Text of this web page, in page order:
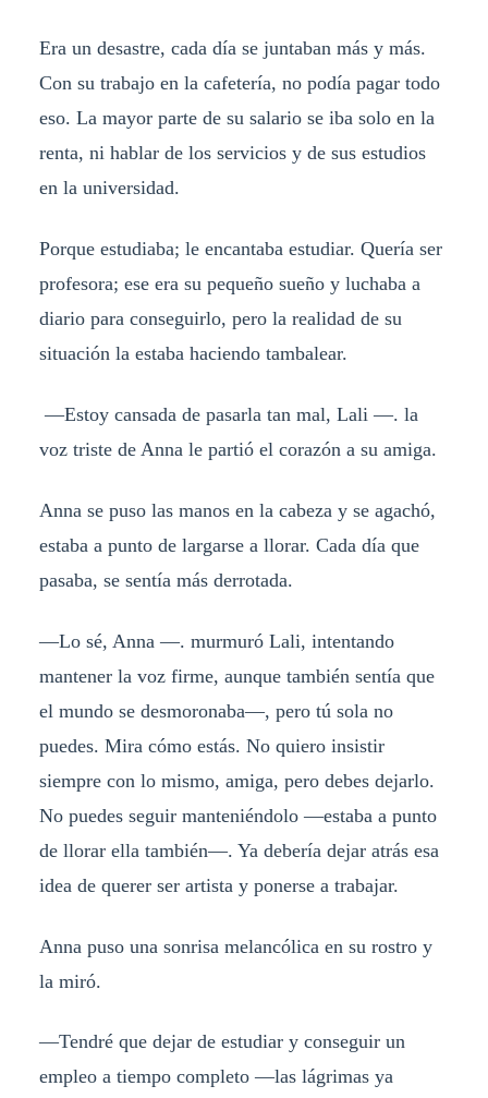
Era un desastre, cada día se juntaban más y más.
Con su trabajo en la cafetería, no podía pagar todo
eso. La mayor parte de su salario se iba solo en la
renta, ni hablar de los servicios y de sus estudios
en la universidad.
Porque estudiaba; le encantaba estudiar. Quería ser
profesora; ese era su pequeño sueño y luchaba a
diario para conseguirlo, pero la realidad de su
situación la estaba haciendo tambalear.
—Estoy cansada de pasarla tan mal, Lali —. la
voz triste de Anna le partió el corazón a su amiga.
Anna se puso las manos en la cabeza y se agachó,
estaba a punto de largarse a llorar. Cada día que
pasaba, se sentía más derrotada.
—Lo sé, Anna —. murmuró Lali, intentando
mantener la voz firme, aunque también sentía que
el mundo se desmoronaba—, pero tú sola no
puedes. Mira cómo estás. No quiero insistir
siempre con lo mismo, amiga, pero debes dejarlo.
No puedes seguir manteniéndolo —estaba a punto
de llorar ella también—. Ya debería dejar atrás esa
idea de querer ser artista y ponerse a trabajar.
Anna puso una sonrisa melancólica en su rostro y
la miró.
—Tendré que dejar de estudiar y conseguir un
empleo a tiempo completo —las lágrimas ya